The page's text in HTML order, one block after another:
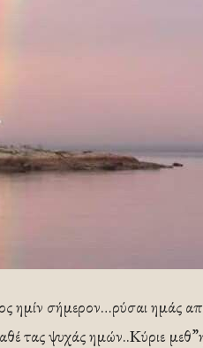
ημίν σήμερον…ρύσαι ημάς
τας ψυχάς ημών..Κύριε